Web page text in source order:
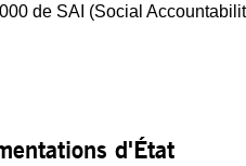
de SAI (Social
d'État